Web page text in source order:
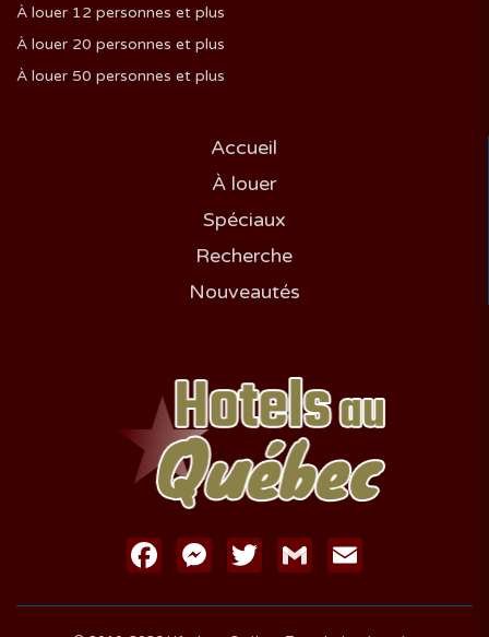
À louer 12 personnes et plus
À louer 20 personnes et plus
À louer 50 personnes et plus
Accueil
À louer
Spéciaux
Recherche
Nouveautés
FacebookMessenger
Twitter Gmail